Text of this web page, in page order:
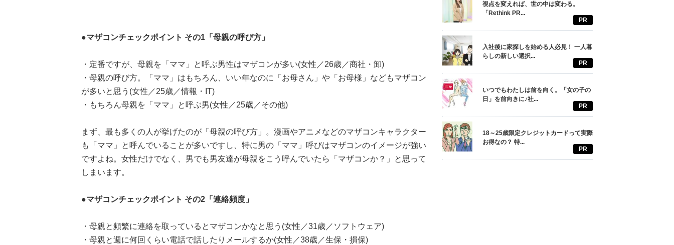
●マザコンチェックポイント その1「母親の呼び方」
・定番ですが、母親を「ママ」と呼ぶ男性はマザコンが多い(女性／26歳／商社・卸)
・母親の呼び方。「ママ」はもちろん、いい年なのに「お母さん」や「お母様」などもマザコン
が多いと思う(女性／25歳／情報・IT)
・もちろん母親を「ママ」と呼ぶ男(女性／25歳／その他)
まず、最も多くの人が挙げたのが「母親の呼び方」。漫画やアニメなどのマザコンキャラクター
も「ママ」と呼んでいることが多いですし、特に男の「ママ」呼びはマザコンのイメージが強い
ですよね。女性だけでなく、男でも男友達が母親をこう呼んでいたら「マザコンか？」と思って
しまいます。
●マザコンチェックポイント その2「連絡頻度」
・母親と頻繁に連絡を取っているとマザコンかなと思う(女性／31歳／ソフトウェア)
・母親と週に何回くらい電話で話したりメールするか(女性／38歳／生保・損保)
視点を変えれば、世の中は変わる。
「Rethink PR...
PR
入社後に家探しを始める人必見！ 一人暮
らしの新しい選択...
PR
いつでもわたしは前を向く。「女の子の
日」を前向きに♪社...
PR
18～25歳限定クレジットカードって実際
お得なの？ 特...
PR